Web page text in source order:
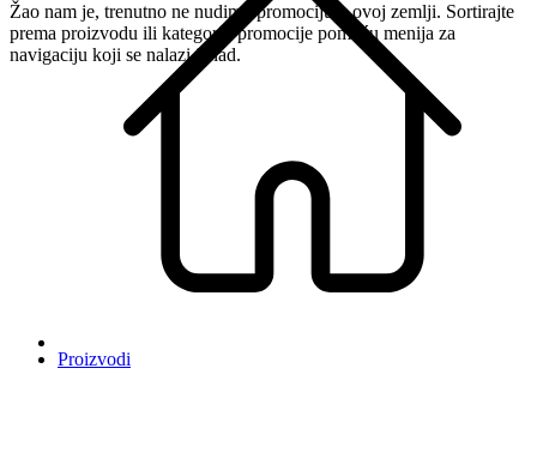
Proizvodi
Žao nam je, trenutno ne nudimo promociju u ovoj zemlji. Sortirajte
prema proizvodu ili kategoriji promocije pomoću menija za
navigaciju koji se nalazi iznad.